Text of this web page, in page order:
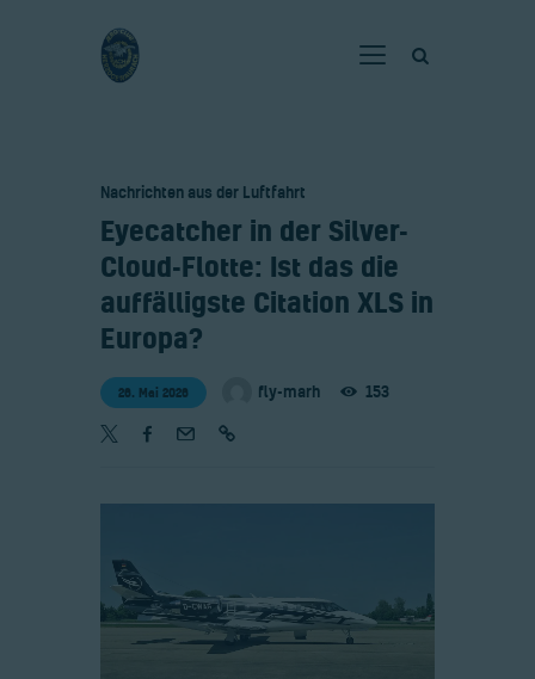
Fliegen
Neuigkeiten
Gaststätte
Bilder
Nachrichten aus der Luftfahrt
​Eyecatcher in der Silver-
Cloud-Flotte: Ist das die
auffälligste Citation XLS in
Europa?
26. Mai 2026 fly-marh 153